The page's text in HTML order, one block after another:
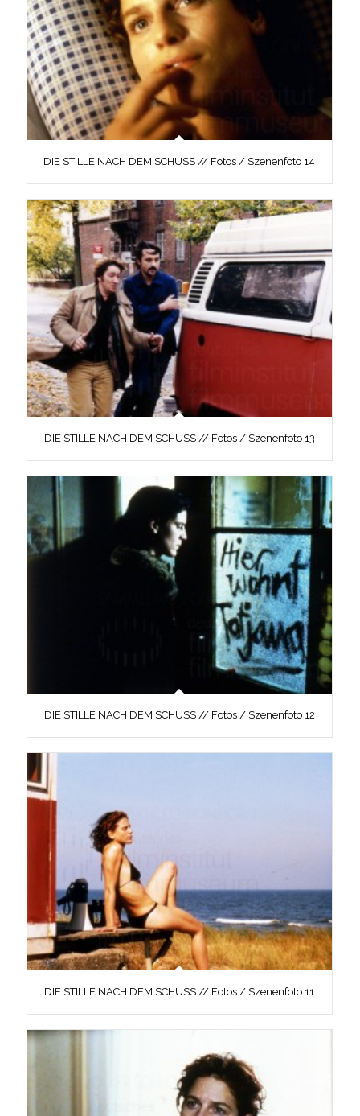
DIE STILLE NACH DEM SCHUSS // Fotos / Szenenfoto 14
DIE STILLE NACH DEM SCHUSS // Fotos / Szenenfoto 13
DIE STILLE NACH DEM SCHUSS // Fotos / Szenenfoto 12
DIE STILLE NACH DEM SCHUSS // Fotos / Szenenfoto 11